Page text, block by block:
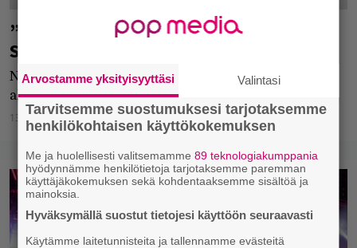
”Maailman nopein bändi” kiertueelle
Suomeen
Napalm Death valloittaa esiintymislavat ensi vuoden
alussa.
13.11.2018 Vilja Vainio
Arvostamme yksityisyyttäsi Valintasi
Tarvitsemme suostumuksesi tarjotaksemme
henkilökohtaisen käyttökokemuksen
Me ja huolellisesti valitsemamme89 teknologiakumppania
hyödynnämme henkilötietoja tarjotaksemme paremman
käyttäjäkokemuksen sekä kohdentaaksemme sisältöä ja
mainoksia.
Hyväksymällä suostut tietojesi käyttöön seuraavasti
Käytämme laitetunnisteita ja tallennamme evästeitä